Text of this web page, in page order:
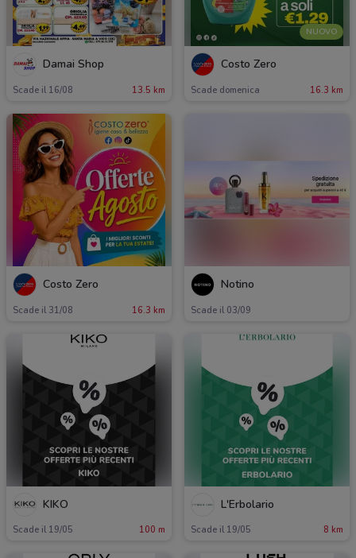
Damai Shop
Scade il 16/08 13.5 km
NUOVO
Costo Zero
Scade domenica 16.3 km
Costo Zero
Scade il 31/08 16.3 km
Notino
Scade il 03/09
KIKO
Scade il 19/05 100 m
L'Erbolario
Scade il 19/05 8 km